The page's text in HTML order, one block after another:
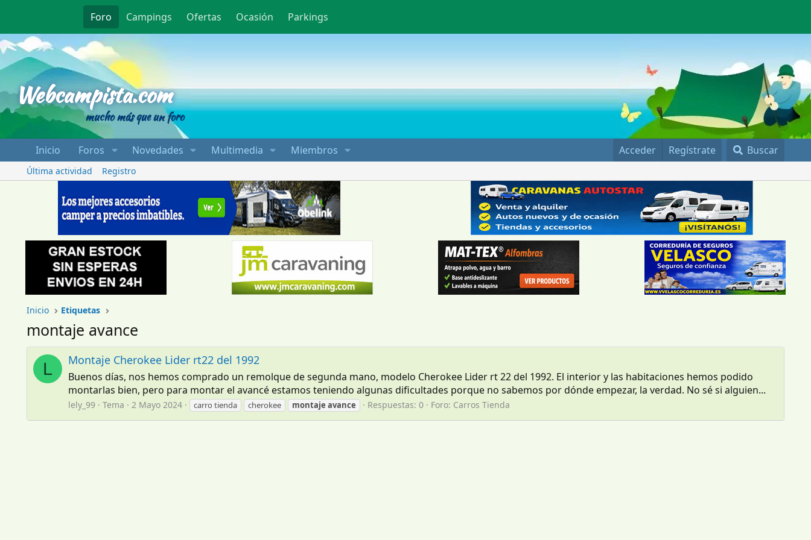
Foro Campings Ofertas Ocasión Parkings
Webcampista.com
mucho más que un foro
Inicio Foros Novedades Multimedia Miembros Acceder Regístrate Buscar
Última actividad Registro
Inicio Etiquetas
montaje avance
L Montaje Cherokee Lider rt22 del 1992
Buenos días, nos hemos comprado un remolque de segunda mano, modelo Cherokee Lider rt 22 del 1992. El interior y las habitaciones hemos podido
montarlas bien, pero para montar el avancé estamos teniendo algunas dificultades porque no sabemos por dónde empezar, la verdad. No sé si alguien...
lely_99 Tema 2 Mayo 2024 carro tienda cherokee montaje avance Respuestas: 0 Foro: Carros Tienda